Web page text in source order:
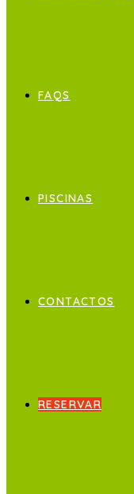
FAQS
PISCINAS
CONTACTOS
RESERVAR